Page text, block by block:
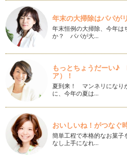
下の子の発達が早いのはなぜか？
「下の子の発達は早い」とよく世間
ぜでしょうか？ …
子どもを保育園に預けるって悪い
4月から子どもが保育園に入園する
でしょう。 入園申請の時期や入…
簡単！無添加！おしりふきのつくり
みなさんは、子どものおしりふき
グストアにいくと、様々なおしり
助産師はどうやってお産を読み取る
の流れを理解しよう～
助産師は、医療の視点だけでなく、
年末の大掃除はパパが
年末恒例の大掃除、今年は
か？ パパが大…
もっとちょうだーい
ア）！
夏到来！ マンネリになり
に、今年の夏は…
おいしいね！がつなぐ
簡単工程で本格的なお菓
なし上手になれ…